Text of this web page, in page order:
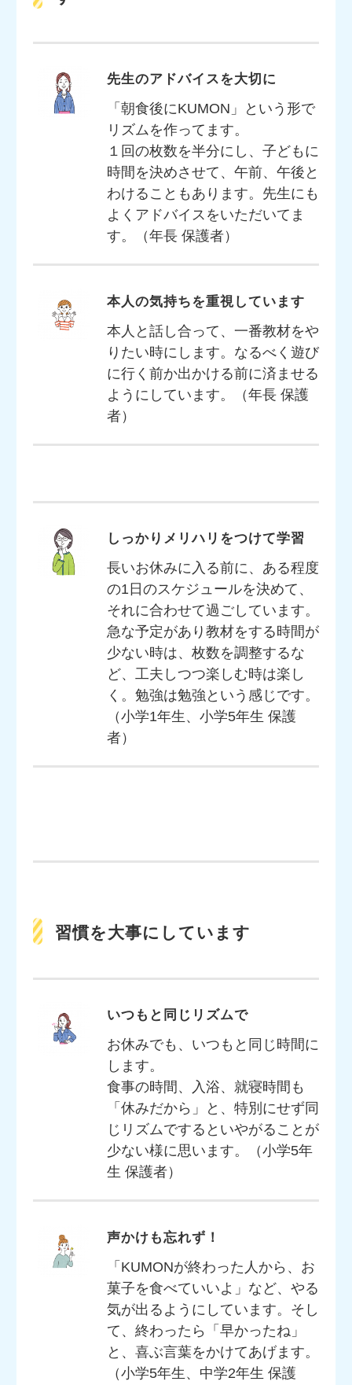
先生のアドバイスを大切に
「朝食後にKUMON」という形で
リズムを作ってます。
１回の枚数を半分にし、子どもに
時間を決めさせて、午前、午後と
わけることもあります。先生にも
よくアドバイスをいただいてま
す。（年長 保護者）
本人の気持ちを重視しています
本人と話し合って、一番教材をや
りたい時にします。なるべく遊び
に行く前か出かける前に済ませる
ようにしています。（年長 保護
者）
しっかりメリハリをつけて学習
長いお休みに入る前に、ある程度
の1日のスケジュールを決めて、
それに合わせて過ごしています。
急な予定があり教材をする時間が
少ない時は、枚数を調整するな
ど、工夫しつつ楽しむ時は楽し
く。勉強は勉強という感じです。
（小学1年生、小学5年生 保護
者）
習慣を大事にしています
いつもと同じリズムで
お休みでも、いつもと同じ時間に
します。
食事の時間、入浴、就寝時間も
「休みだから」と、特別にせず同
じリズムでするといやがることが
少ない様に思います。（小学5年
生 保護者）
声かけも忘れず！
「KUMONが終わった人から、お
菓子を食べていいよ」など、やる
気が出るようにしています。そし
て、終わったら「早かったね」
と、喜ぶ言葉をかけてあげます。
（小学5年生、中学2年生 保護